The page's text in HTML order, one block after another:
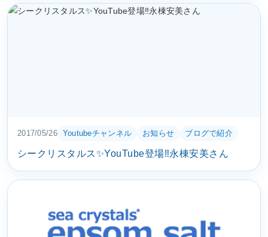
2017/05/26 Youtubeチャンネル お知らせ ブログで紹介
シークリスタルス✨YouTube登場‼️永棟安美さん